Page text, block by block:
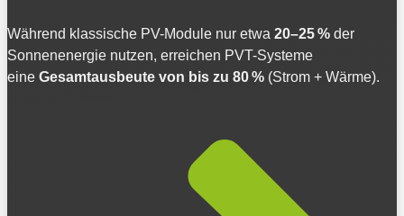
Während klassische PV-Module nur etwa 20–25 % der
Sonnenenergie nutzen, erreichen PVT-Systeme
eine Gesamtausbeute von bis zu 80 % (Strom + Wärme).